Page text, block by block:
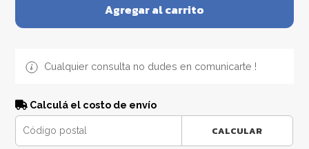
Agregar al carrito
Cualquier consulta no dudes en comunicarte !
Calculá el costo de envío
CALCULAR